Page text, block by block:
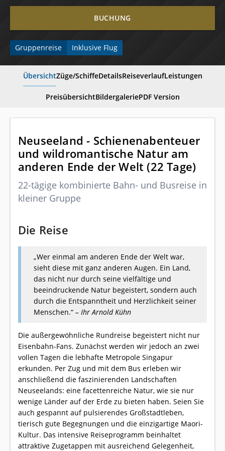
BUCHUNG
Gruppenreise Inklusive Flug
ÜbersichtZüge/SchiffeDetailsReiseverlaufLeistungen
PreisübersichtBildergaleriePDF Version
Neuseeland - Schienenabenteuer
und wildromantische Natur am
anderen Ende der Welt (22 Tage)
22-tägige kombinierte Bahn- und Busreise in
kleiner Gruppe
Die Reise
„Wer einmal am anderen Ende der Welt war,
sieht diese mit ganz anderen Augen. Ein Land,
das nicht nur durch seine vielfältige und
beeindruckende Natur begeistert, sondern auch
durch die Entspanntheit und Herzlichkeit seiner
Menschen.“ – Ihr Arnold Kühn
Die außergewöhnliche Rundreise begeistert nicht nur
Eisenbahn-Fans. Zunächst werden wir jedoch an zwei
vollen Tagen die lebhafte Metropole Singapur
erkunden. Per Zug und mit dem Bus erleben wir
anschließend die faszinierenden Landschaften
Neuseelands: eine facettenreiche Natur, wie sie nur
wenige Länder auf der Erde zu bieten haben. Seien Sie
auch gespannt auf pulsierendes Großstadtleben,
tierisch gute Begegnungen und die einzigartige Maori-
Kultur. Das intensive Reiseprogramm beinhaltet
attraktive Zugetappen mit ausreichend Gelegenheit,